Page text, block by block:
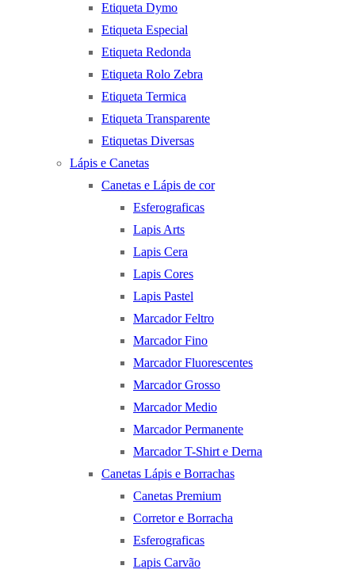
Etiqueta Dymo
Etiqueta Especial
Etiqueta Redonda
Etiqueta Rolo Zebra
Etiqueta Termica
Etiqueta Transparente
Etiquetas Diversas
Lápis e Canetas
Canetas e Lápis de cor
Esferograficas
Lapis Arts
Lapis Cera
Lapis Cores
Lapis Pastel
Marcador Feltro
Marcador Fino
Marcador Fluorescentes
Marcador Grosso
Marcador Medio
Marcador Permanente
Marcador T-Shirt e Derna
Canetas Lápis e Borrachas
Canetas Premium
Corretor e Borracha
Esferograficas
Lapis Carvão